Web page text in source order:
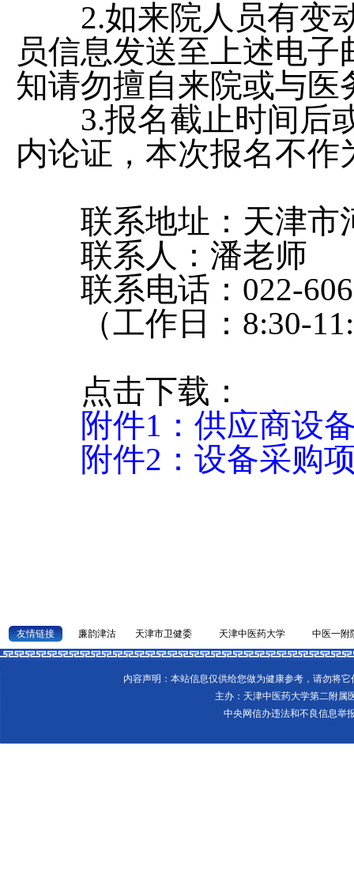
2.如来院人员有变动
员信息发送至上述电
知请勿擅自来院或与医
3.报名截止时间后或
内论证，本次报名不
联系地址：天津市
联系人：潘老师
联系电话：022-
（工作日：8:30-
点击下载：
附件1：供应商设
附件2：设备采购
友情链接 廉韵津沽 天津市卫健委 天津中医药大学 中医一附
内容声明：本站信息仅供给您做为健康参考，请勿将
主办：天津中医药大学第二附属
中央网信办违法和不良信息举